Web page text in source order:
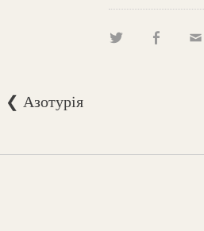
❮ Азотурія